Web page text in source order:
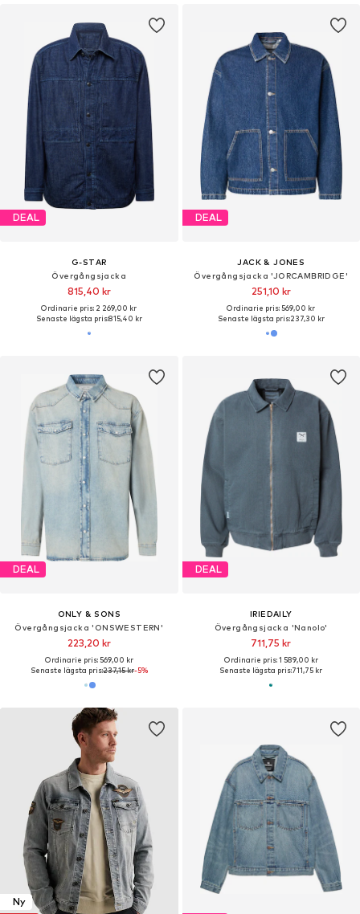
DEAL
G-STAR
Övergångsjacka
815,40 kr
Ordinarie pris: 2 269,00 kr
Senaste lägsta pris:815,40 kr
DEAL
JACK & JONES
Övergångsjacka 'JORCAMBRIDGE'
251,10 kr
Ordinarie pris: 569,00 kr
Senaste lägsta pris:237,30 kr
DEAL
ONLY & SONS
Övergångsjacka 'ONSWESTERN'
223,20 kr
Ordinarie pris: 569,00 kr
Senaste lägsta pris:237,15 kr-5%
DEAL
IRIEDAILY
Övergångsjacka 'Nanolo'
711,75 kr
Ordinarie pris: 1 589,00 kr
Senaste lägsta pris:711,75 kr
Ny